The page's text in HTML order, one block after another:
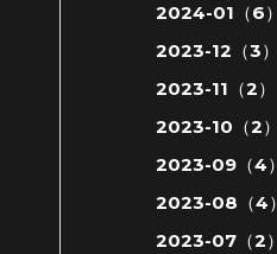
2024-01（6）
2023-12（3）
2023-11（2）
2023-10（2）
2023-09（4）
2023-08（4）
2023-07（2）